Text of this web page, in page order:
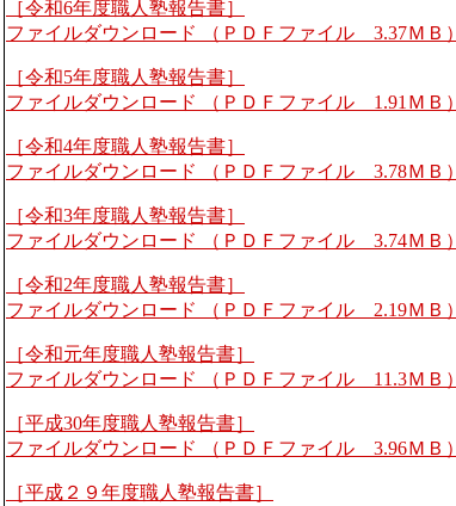
［令和6年度職人塾報告書］
ファイルダウンロード （ＰＤＦファイル 3.37ＭＢ）
［令和5年度職人塾報告書］
ファイルダウンロード （ＰＤＦファイル 1.91ＭＢ）
［令和4年度職人塾報告書］
ファイルダウンロード （ＰＤＦファイル 3.78ＭＢ）
［令和3年度職人塾報告書］
ファイルダウンロード （ＰＤＦファイル 3.74ＭＢ）
［令和2年度職人塾報告書］
ファイルダウンロード （ＰＤＦファイル 2.19ＭＢ）
［令和元年度職人塾報告書］
ファイルダウンロード （ＰＤＦファイル 11.3ＭＢ）
［平成30年度職人塾報告書］
ファイルダウンロード （ＰＤＦファイル 3.96ＭＢ）
［平成２９年度職人塾報告書］